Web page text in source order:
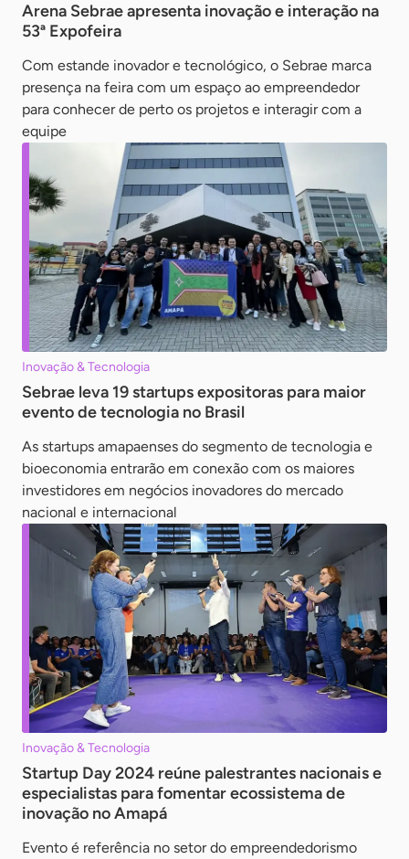
Arena Sebrae apresenta inovação e interação na
53ª Expofeira
Com estande inovador e tecnológico, o Sebrae marca
presença na feira com um espaço ao empreendedor
para conhecer de perto os projetos e interagir com a
equipe
Inovação & Tecnologia
Sebrae leva 19 startups expositoras para maior
evento de tecnologia no Brasil
As startups amapaenses do segmento de tecnologia e
bioeconomia entrarão em conexão com os maiores
investidores em negócios inovadores do mercado
nacional e internacional
Inovação & Tecnologia
Startup Day 2024 reúne palestrantes nacionais e
especialistas para fomentar ecossistema de
inovação no Amapá
Evento é referência no setor do empreendedorismo